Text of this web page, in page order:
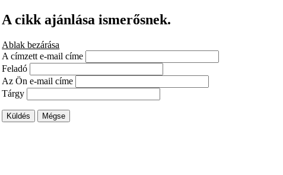
A cikk ajánlása ismerősnek.
Ablak bezárása
A címzett e-mail címe
Feladó
Az Ön e-mail címe
Tárgy
Küldés Mégse